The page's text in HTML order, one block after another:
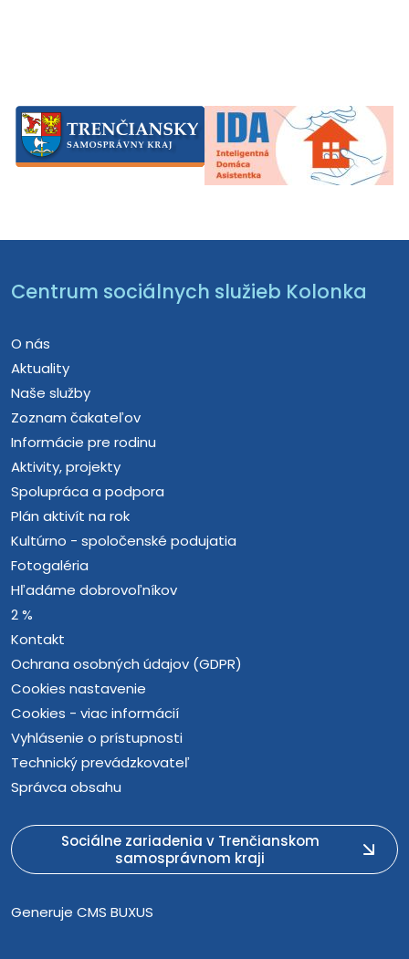
Centrum sociálnych služieb Kolonka
O nás
Aktuality
Naše služby
Zoznam čakateľov
Informácie pre rodinu
Aktivity, projekty
Spolupráca a podpora
Plán aktivít na rok
Kultúrno - spoločenské podujatia
Fotogaléria
Hľadáme dobrovoľníkov
2 %
Kontakt
Ochrana osobných údajov (GDPR)
Cookies nastavenie
Cookies - viac informácií
Vyhlásenie o prístupnosti
Technický prevádzkovateľ
Správca obsahu
Sociálne zariadenia v Trenčianskom
samosprávnom kraji
Generuje CMS BUXUS